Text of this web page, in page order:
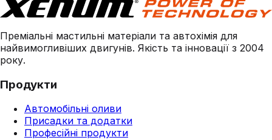
Преміальні мастильні матеріали та автохімія для
найвимогливіших двигунів. Якість та інновації з 2004
року.
Продукти
Автомобільні оливи
Присадки та додатки
Професійні продукти